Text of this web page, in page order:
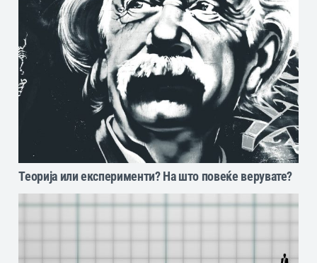
Теорија или експерименти? На што повеќе верувате?